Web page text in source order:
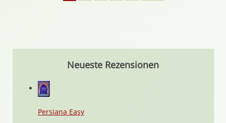
Neueste Rezensionen
Persiana Easy